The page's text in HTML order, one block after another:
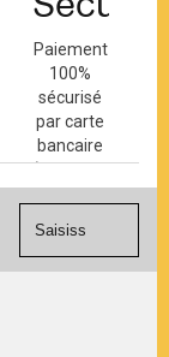
Paiement
100%
sécurisé
par carte
bancaire
(Mastercard,
Visa, ...) et